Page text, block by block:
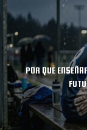
POR QUÉ